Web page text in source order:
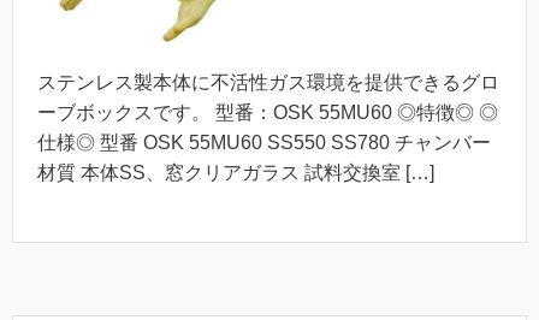
ステンレス製本体に不活性ガス環境を提供できるグロ
ーブボックスです。 型番：OSK 55MU60 ◎特徴◎ ◎
仕様◎ 型番 OSK 55MU60 SS550 SS780 チャンバー
材質 本体SS、窓クリアガラス 試料交換室 […]